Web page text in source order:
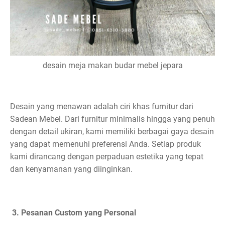
desain meja makan budar mebel jepara
Desain yang menawan adalah ciri khas furnitur dari
Sadean Mebel. Dari furnitur minimalis hingga yang penuh
dengan detail ukiran, kami memiliki berbagai gaya desain
yang dapat memenuhi preferensi Anda. Setiap produk
kami dirancang dengan perpaduan estetika yang tepat
dan kenyamanan yang diinginkan.
3. Pesanan Custom yang Personal